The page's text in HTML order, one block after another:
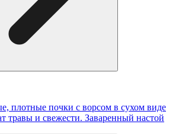
плотные почки с ворсом в сухом виде
травы и свежести. Заваренный настой